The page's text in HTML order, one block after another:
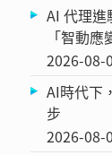
AI 代理
「智動
2026-08-
AI時代下
步
2026-08-